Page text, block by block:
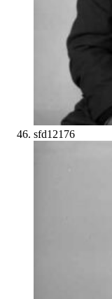
sfd12176